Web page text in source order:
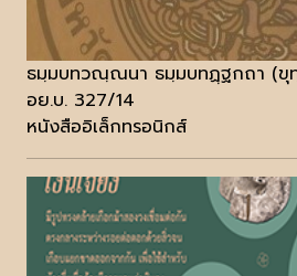
ธมฺมบทวณฺณนา ธมฺมบทฏฺฐกถา (ขุ
อย.บ. 327/14
หนังสืออิเล็กทรอนิกส์